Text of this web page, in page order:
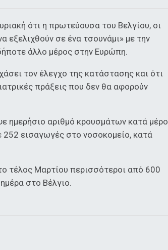
ότι η πρωτεύουσα του Βελγίου, οι
εξελιχθούν σε ένα τσουνάμι» με την
άλλο μέρος στην Ευρώπη.
τον έλεγχο της κατάστασης και ότι
πράξεις που δεν θα αφορούν
ημερήσιο αριθμό κρουσμάτων κατά μέρο
252 εισαγωγές στο νοσοκομείο, κατά
τέλος Μαρτίου περισσότεροι από 600
στο Βέλγιο.